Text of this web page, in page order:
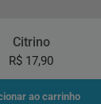
Citrino
R$ 17,90
ao carrinho